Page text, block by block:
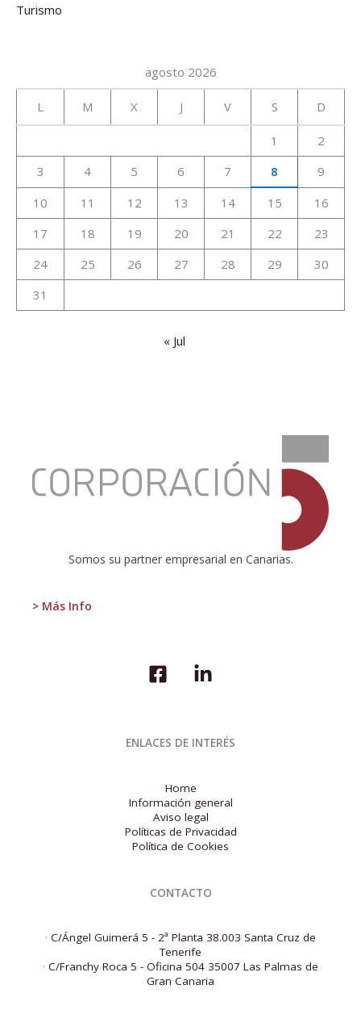
Turismo
agosto 2026
L M X J V S D
1
2
3
4 5 6 7 8
9
10
11 12 13 14 15
16
17
18 19 20 21 22
23
24
25 26 27 28 29
30
31
« Jul
Somos su partner empresarial en Canarias.
> Más Info
hackathon
de
ENLACES DE INTERÉS
Home
Información general
Aviso legal
Políticas de Privacidad
Política de Cookies
CONTACTO
· C/Ángel Guimerá 5 - 2ª Planta 38.003 Santa Cruz de
Tenerife
· C/Franchy Roca 5 - Oficina 504 35007 Las Palmas de
Gran Canaria